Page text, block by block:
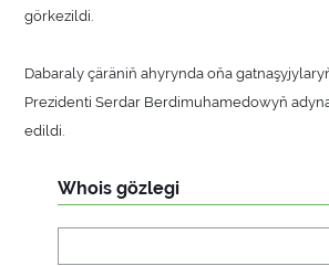
görkezildi.
Dabaraly çäräniň ahyrynda oňa
Prezidenti Serdar Berdimuhamedowyň
edildi.
Whois gözlegi